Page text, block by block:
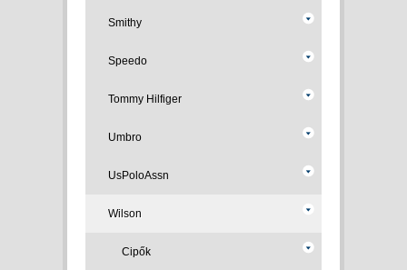
Smithy
Speedo
Tommy Hilfiger
Umbro
UsPoloAssn
Wilson
Cipők